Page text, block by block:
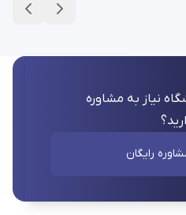
نیاز به مشاوره
رایگان